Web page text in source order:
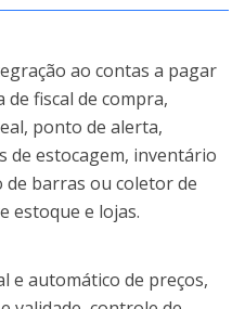
ao contas a pagar
fiscal de compra,
ponto de alerta,
de estocagem, inventário
barras ou coletor de
estoque e lojas.
e automático de preços,